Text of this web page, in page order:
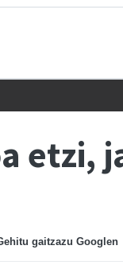
etzi,
gaitzazu Googlen